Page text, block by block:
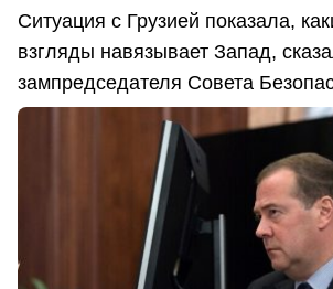
Ситуация с Грузией показала,
взгляды навязывает Запад,
зампредседателя Совета